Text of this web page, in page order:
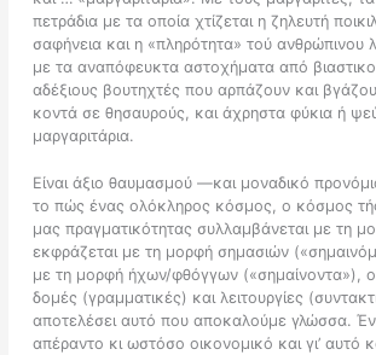
πετράδια με τα οποία χτίζεται η ζηλευτή
σαφήνεια και η «πληρότητα» τού ανθρώπινου
με τα αναπόφευκτα αστοχήματα από
αδέξιους βουτηχτές που αρπάζουν και
κοντά σε θησαυρούς, και άχρηστα φύκια ή
μαργαριτάρια.
Είναι άξιο θαυμασμού —και μοναδικό
το πώς ένας ολόκληρος κόσμος, ο κόσμος
μας πραγματικότητας συλλαμβάνεται με τη
εκφράζεται με τη μορφή σημασιών
με τη μορφή ήχων/φθόγγων («σημαίνοντα»),
δομές (γραμματικές) και λειτουργίες
αποτελέσει αυτό που αποκαλούμε γλώσσα.
απέραντο κι ωστόσο οικονομικό και γι’ αυτό